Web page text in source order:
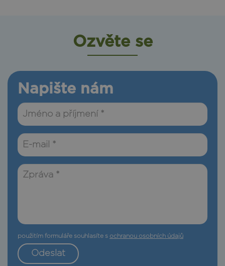
Ozvěte se
Napište nám
Jméno
příjmení
*
E-
mail
použitím formuláře souhlasíte s ochranou osobních údajů
Odeslat